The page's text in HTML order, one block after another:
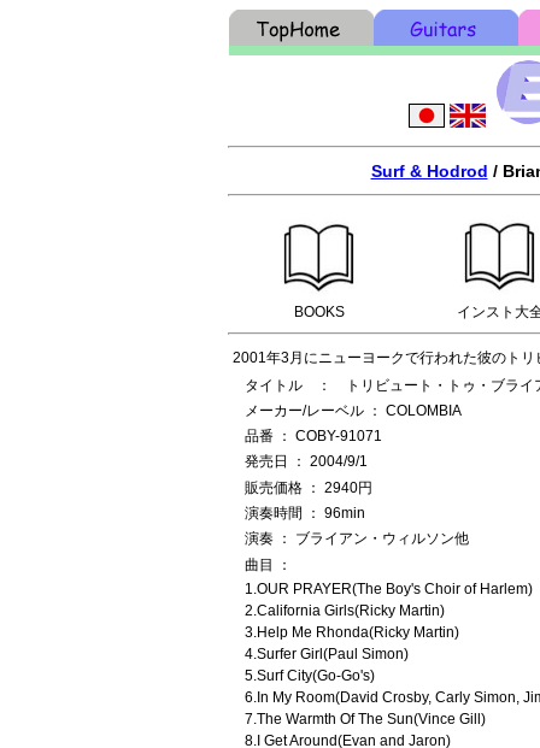
Surf & Hodrod /
BOOKS インスト大
2001年3月にニューヨークで行われた彼のト
タイトル ： トリビュート・トゥ・ブライ
メーカー/レーベル ： COLOMBIA
品番 ： COBY-91071
発売日 ： 2004/9/1
販売価格 ： 2940円
演奏時間 ： 96min
演奏 ： ブライアン・ウィルソン他
曲目 ：
1.OUR PRAYER(The Boy's Choir of Harlem)
2.California Girls(Ricky Martin)
3.Help Me Rhonda(Ricky Martin)
4.Surfer Girl(Paul Simon)
5.Surf City(Go-Go's)
6.In My Room(David Crosby, Carly Simon,
7.The Warmth Of The Sun(Vince Gill)
8.I Get Around(Evan and Jaron)